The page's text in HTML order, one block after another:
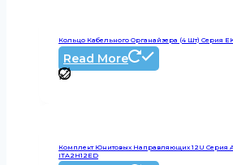
Кольцо Кабельного Органайзера (4 Шт) Серия
Read More
Комплект Юнитовых Направляющих 12U Серия
ITA2H12ED